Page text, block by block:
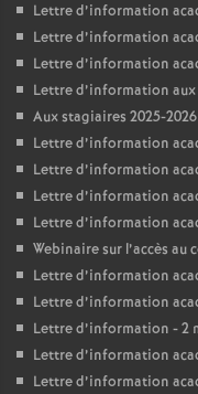
Lettre d’information
Lettre d’information
Lettre d’information
Lettre d’information aux
Aux stagiaires 2025-
Lettre d’information
Lettre d’information
Lettre d’information
Lettre d’information
Webinaire sur l’accès au
Lettre d’information
Lettre d’information
Lettre d’information - 2
Lettre d’information
Lettre d’information